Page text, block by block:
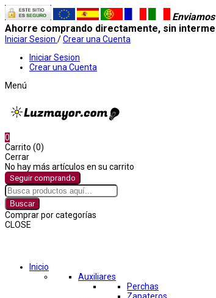
Ahorre comprando directamente, sin
Iniciar Sesion /Crear una Cuenta
Iniciar Sesion
Crear una Cuenta
Menú
0
Carrito (0)
Cerrar
No hay más artículos en su carrito
Seguir comprando
Buscar
Comprar por categorías
CLOSE
Inicio
Auxiliares
Perchas